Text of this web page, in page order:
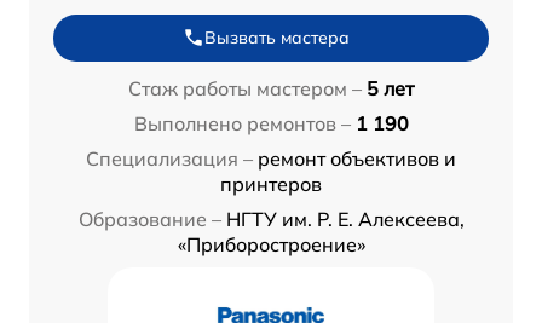
Вызвать мастера
Стаж работы мастером – 5 лет
Выполнено ремонтов – 1 190
Специализация – ремонт объективов и
принтеров
Образование – НГТУ им. Р. Е. Алексеева,
«Приборостроение»